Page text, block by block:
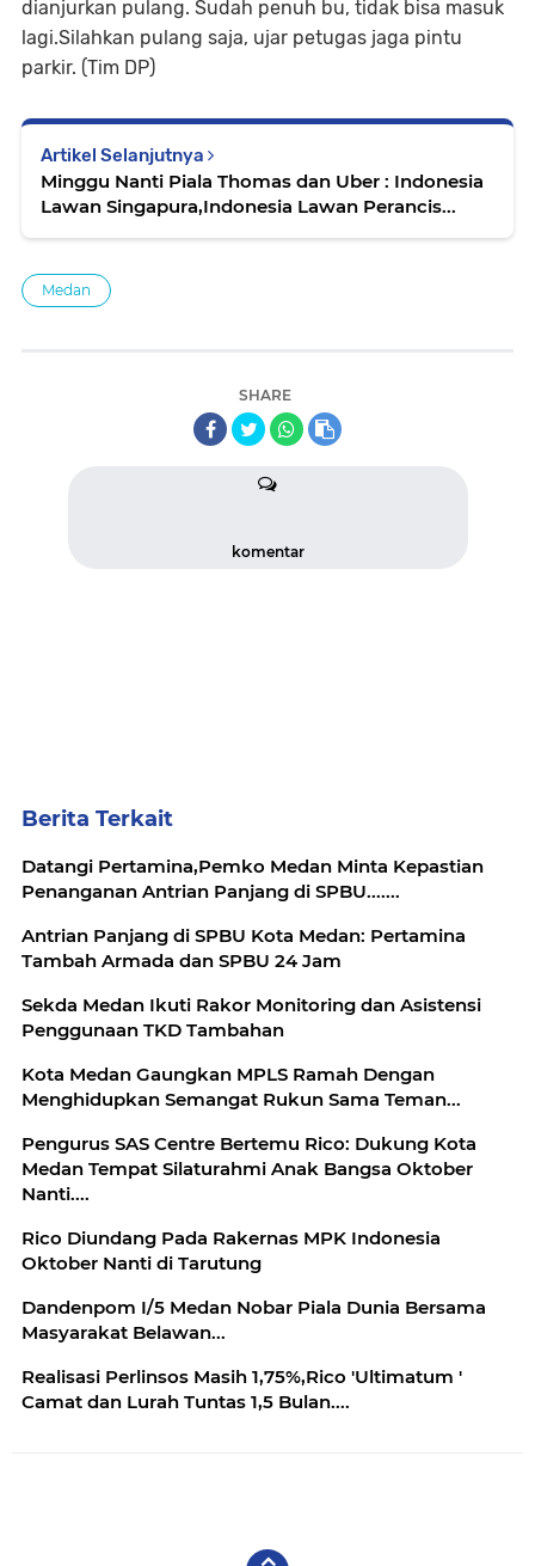
dianjurkan pulang. Sudah penuh bu, tidak bisa masuk
lagi.Silahkan pulang saja, ujar petugas jaga pintu
parkir. (Tim DP)
Artikel Selanjutnya
Minggu Nanti Piala Thomas dan Uber : Indonesia
Lawan Singapura,Indonesia Lawan Perancis...
Medan
SHARE
komentar
Berita Terkait
Datangi Pertamina,Pemko Medan Minta Kepastian
Penanganan Antrian Panjang di SPBU.......
Antrian Panjang di SPBU Kota Medan: Pertamina
Tambah Armada dan SPBU 24 Jam
Sekda Medan Ikuti Rakor Monitoring dan Asistensi
Penggunaan TKD Tambahan
Kota Medan Gaungkan MPLS Ramah Dengan
Menghidupkan Semangat Rukun Sama Teman...
Pengurus SAS Centre Bertemu Rico: Dukung Kota
Medan Tempat Silaturahmi Anak Bangsa Oktober
Nanti....
Rico Diundang Pada Rakernas MPK Indonesia
Oktober Nanti di Tarutung
Dandenpom I/5 Medan Nobar Piala Dunia Bersama
Masyarakat Belawan...
Realisasi Perlinsos Masih 1,75%,Rico 'Ultimatum '
Camat dan Lurah Tuntas 1,5 Bulan....